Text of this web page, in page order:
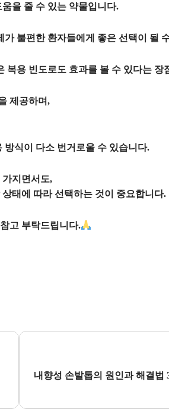
움을 줄 수 있는 약물입니다.
불편한 환자들에게 좋은 선택이 될
복용 빈도로도 효과를 볼 수 있다는 장
제공하며,
식이 다소 번거로울 수 있습니다.
지면서도,
태에 따라 선택하는 것이 중요합니다.
고 부탁드립니다.
내향성 손발톱의 원인과 해결법